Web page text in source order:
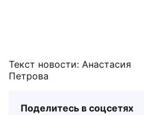
Текст новости: Анастасия
Петрова
Поделитесь в соцсетях